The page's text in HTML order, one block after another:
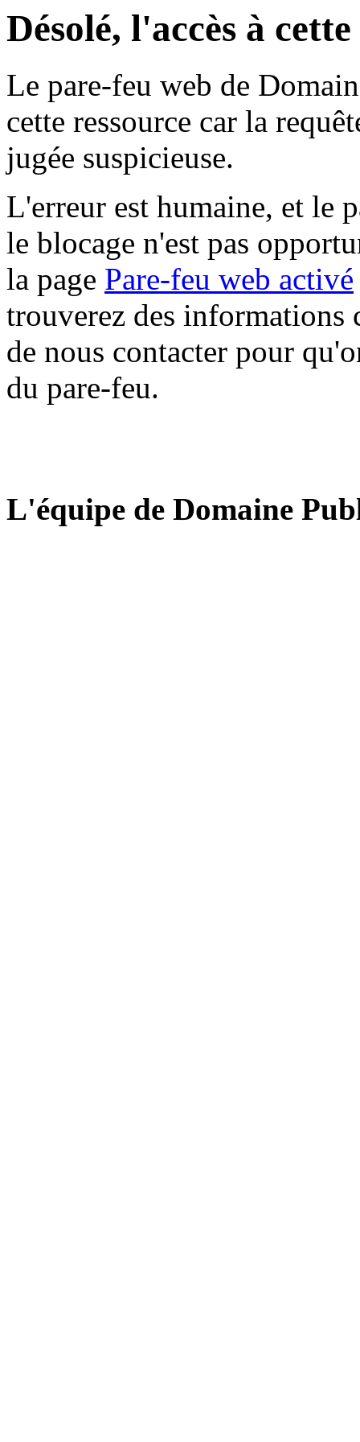
Désolé, l'accès à
Le pare-feu web de
cette ressource car la
jugée suspicieuse.
L'erreur est humaine, et le
le blocage n'est pas
la page Pare-feu web activé
trouverez des informations
de nous contacter pour
du pare-feu.
L'équipe de Domaine